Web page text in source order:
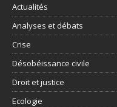
Actualités
Analyses et débats
Crise
Désobéissance civile
Droit et justice
Ecologie